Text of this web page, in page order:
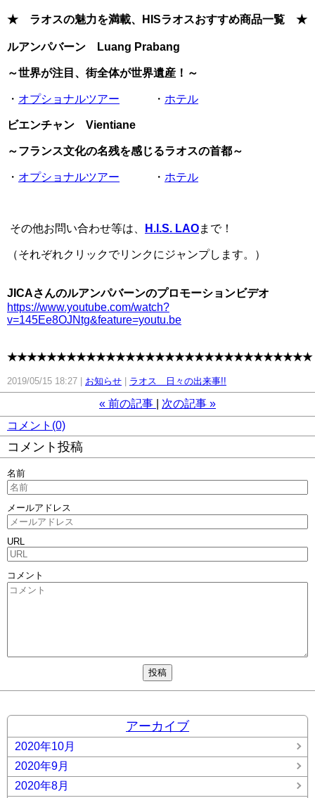
★ ラオスの魅力を満載、HISラオスおすすめ商品一覧 ★
ルアンパバーン Luang Prabang
～世界が注目、街全体が世界遺産！～
・ オプショナルツアー ・ ホテル
ビエンチャン Vientiane
～フランス文化の名残を感じるラオスの首都～
・ オプショナルツアー ・ ホテル
その他お問い合わせ等は、 H.I.S. LAOまで！
（それぞれクリックでリンクにジャンプします。）
JICAさんのルアンパバーンのプロモーションビデオ
https://www.youtube.com/watch?
v=145Ee8OJNtg&feature=youtu.be
★★★★★★★★★★★★★★★★★★★★★★★★★★★★★★★
2019/05/15 18:27 お知らせ ラオス 日々の出来事!!
« 前の記事 次の記事 »
コメント(0)
コメント投稿
名前
メールアドレス
URL
コメント
アーカイブ
2020年10月
2020年9月
2020年8月